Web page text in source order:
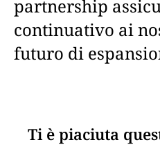
partnership
continuativo ai
futuro di
Ti è piaciuta